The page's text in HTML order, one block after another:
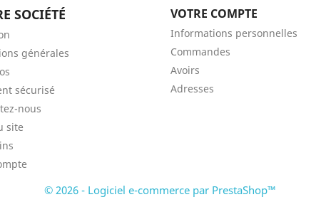
SOCIÉTÉ
générales
sécurisé
nous
site
VOTRE COMPTE
Informations personnelles
Commandes
Avoirs
Adresses
© 2026 - Logiciel e-commerce par PrestaShop™